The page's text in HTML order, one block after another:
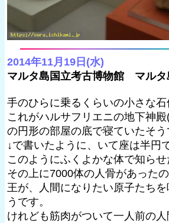
2014年11月19日(水)
マルタ島国立考古博物館 マルタ
手のひらに乗るくらいの小さな石
これがハルサフリエニの地下神
の円形の部屋の底で寝ていたそう
↓で書いたように、いて座は半円
このようにふくよかな体で知らせ
その上に7000体の人骨があった
王が、人間になりたい原子たち
うです。
けれども筋肉がついて一人前の